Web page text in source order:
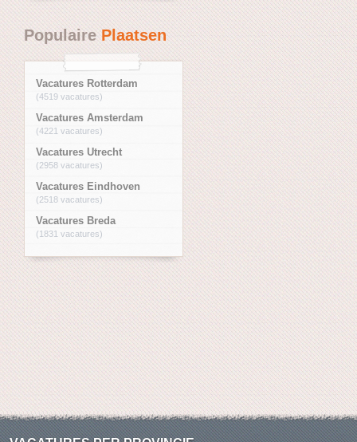
PopulairePlaatsen
Vacatures Rotterdam
(4519 vacatures)
Vacatures Amsterdam
(4221 vacatures)
Vacatures Utrecht
(2958 vacatures)
Vacatures Eindhoven
(2518 vacatures)
Vacatures Breda
(1831 vacatures)